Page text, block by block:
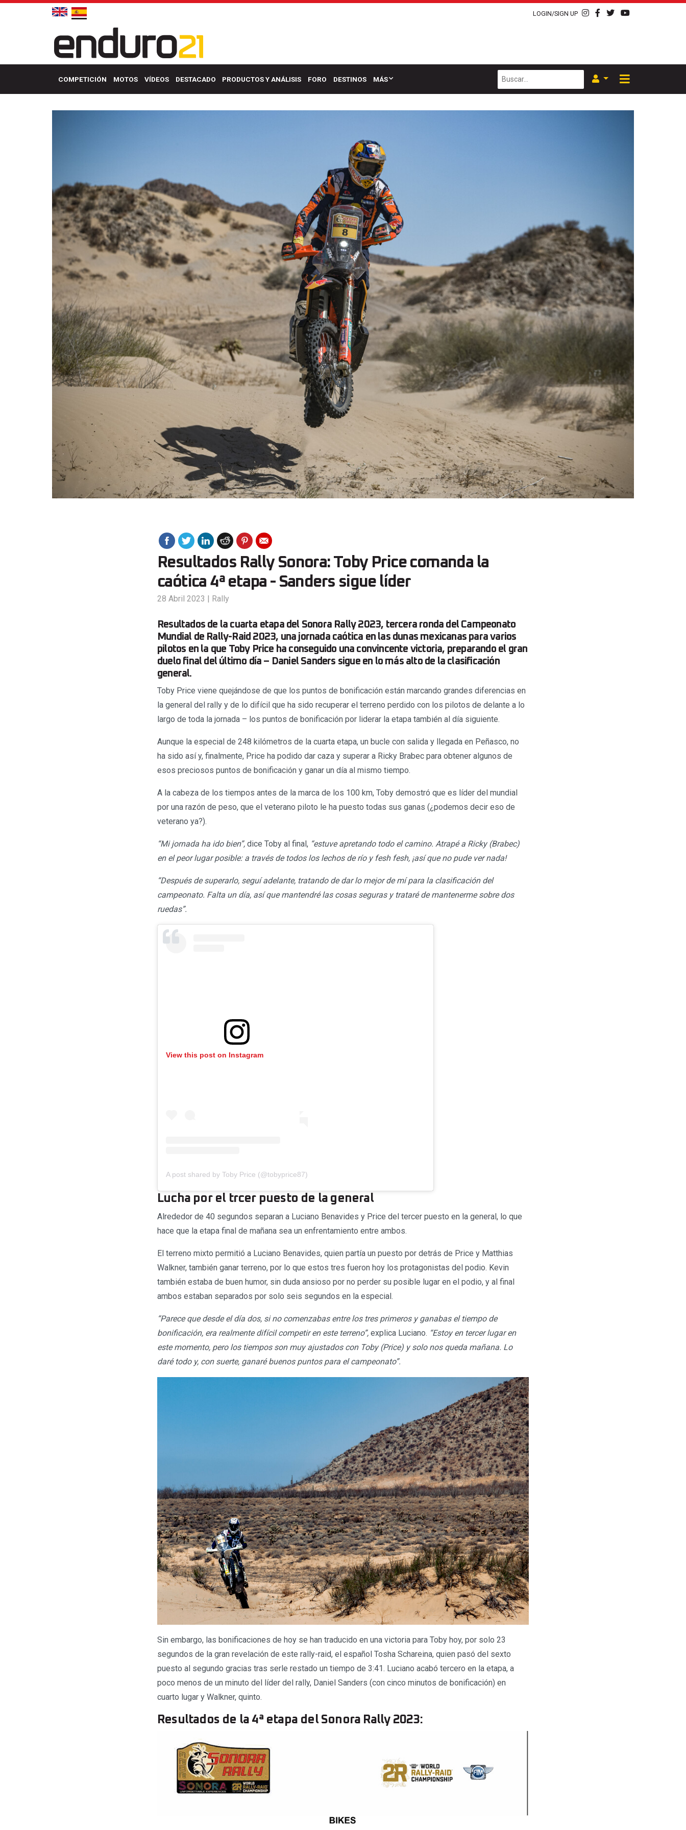
LOGIN/SIGN UP
COMPETICIÓN MOTOS VÍDEOS DESTACADO PRODUCTOS Y ANÁLISIS FORO DESTINOS MÁS
Resultados Rally Sonora: Toby Price comanda la
caótica 4ª etapa - Sanders sigue líder
28 Abril 2023 | Rally
Resultados de la cuarta etapa del Sonora Rally 2023, tercera ronda del Campeonato
Mundial de Rally-Raid 2023, una jornada caótica en las dunas mexicanas para varios
pilotos en la que Toby Price ha conseguido una convincente victoria, preparando el gran
duelo final del último día – Daniel Sanders sigue en lo más alto de la clasificación
general.
Toby Price viene quejándose de que los puntos de bonificación están marcando grandes diferencias en
la general del rally y de lo difícil que ha sido recuperar el terreno perdido con los pilotos de delante a lo
largo de toda la jornada – los puntos de bonificación por liderar la etapa también al día siguiente.
Aunque la especial de 248 kilómetros de la cuarta etapa, un bucle con salida y llegada en Peñasco, no
ha sido así y, finalmente, Price ha podido dar caza y superar a Ricky Brabec para obtener algunos de
esos preciosos puntos de bonificación y ganar un día al mismo tiempo.
A la cabeza de los tiempos antes de la marca de los 100 km, Toby demostró que es líder del mundial
por una razón de peso, que el veterano piloto le ha puesto todas sus ganas (¿podemos decir eso de
veterano ya?).
“Mi jornada ha ido bien”, dice Toby al final, “estuve apretando todo el camino. Atrapé a Ricky (Brabec)
en el peor lugar posible: a través de todos los lechos de río y fesh fesh, ¡así que no pude ver nada!
“Después de superarlo, seguí adelante, tratando de dar lo mejor de mí para la clasificación del
campeonato. Falta un día, así que mantendré las cosas seguras y trataré de mantenerme sobre dos
ruedas”.
View this post on Instagram
A post shared by Toby Price (@tobyprice87)
Lucha por el trcer puesto de la general
Alrededor de 40 segundos separan a Luciano Benavides y Price del tercer puesto en la general, lo que
hace que la etapa final de mañana sea un enfrentamiento entre ambos.
El terreno mixto permitió a Luciano Benavides, quien partía un puesto por detrás de Price y Matthias
Walkner, también ganar terreno, por lo que estos tres fueron hoy los protagonistas del podio. Kevin
también estaba de buen humor, sin duda ansioso por no perder su posible lugar en el podio, y al final
ambos estaban separados por solo seis segundos en la especial.
“Parece que desde el día dos, si no comenzabas entre los tres primeros y ganabas el tiempo de
bonificación, era realmente difícil competir en este terreno”, explica Luciano. “Estoy en tercer lugar en
este momento, pero los tiempos son muy ajustados con Toby (Price) y solo nos queda mañana. Lo
daré todo y, con suerte, ganaré buenos puntos para el campeonato”.
Sin embargo, las bonificaciones de hoy se han traducido en una victoria para Toby hoy, por solo 23
segundos de la gran revelación de este rally-raid, el español Tosha Schareina, quien pasó del sexto
puesto al segundo gracias tras serle restado un tiempo de 3:41. Luciano acabó tercero en la etapa, a
poco menos de un minuto del líder del rally, Daniel Sanders (con cinco minutos de bonificación) en
cuarto lugar y Walkner, quinto.
Resultados de la 4ª etapa del Sonora Rally 2023: